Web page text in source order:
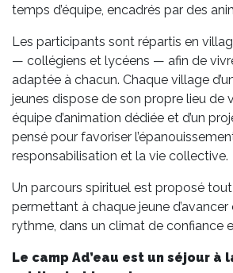
temps d’équipe, encadrés par des
Les participants sont répartis en
— collégiens et lycéens — afin de
adaptée à chacun. Chaque village
jeunes dispose de son propre lieu de
équipe d’animation dédiée et d’un
pensé pour favoriser
responsabilisation et la vie collective.
Un parcours spirituel est proposé
permettant à chaque jeune d’avancer
rythme, dans un climat de confiance
Le camp Ad’eau est un séjour